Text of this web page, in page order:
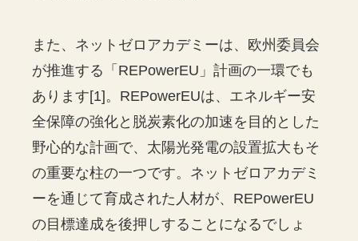
また、ネットゼロアカデミーは、欧州委員会
が推進する「REPowerEU」計画の一環でも
あります[1]。REPowerEUは、エネルギー安
全保障の強化と脱炭素化の加速を目的とした
野心的な計画で、太陽光発電の設置拡大もそ
の重要な柱の一つです。ネットゼロアカデミ
ーを通じて育成された人材が、REPowerEU
の目標達成を後押しすることになるでしょ